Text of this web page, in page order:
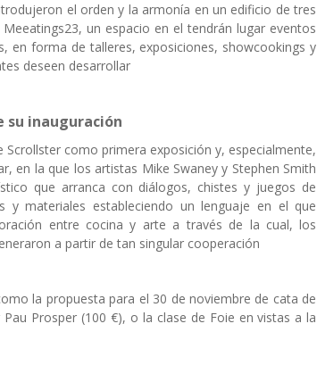
el orden y la armonía en un edificio de tres
un espacio en el tendrán lugar eventos
en forma de talleres, exposiciones, showcookings y
deseen desarrollar
su inauguración
Scrollster como primera exposición y, especialmente,
en la que los artistas Mike Swaney y Stephen Smith
que arranca con diálogos, chistes y juegos de
materiales estableciendo un lenguaje en el que
entre cocina y arte a través de la cual, los
a partir de tan singular cooperación
la propuesta para el 30 de noviembre de cata de
Prosper (100 €), o la clase de Foie en vistas a la